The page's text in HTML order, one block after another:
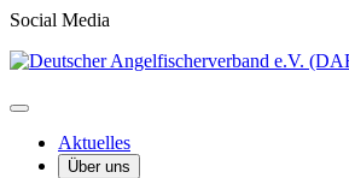
Social Media
Aktuelles
Über uns